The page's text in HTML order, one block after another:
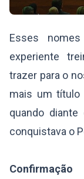
Esses
experiente
trazer para o
mais um título
quando
conquistava o
Confirmação